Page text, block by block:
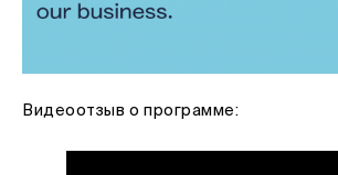
Видеоотзыв о программе: